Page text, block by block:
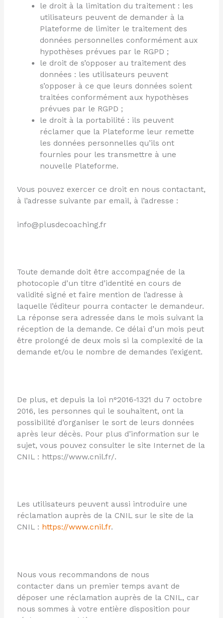
le droit à la limitation du traitement : les
utilisateurs peuvent de demander à la
Plateforme de limiter le traitement des
données personnelles conformément aux
hypothèses prévues par le RGPD ;
le droit de s’opposer au traitement des
données : les utilisateurs peuvent
s’opposer à ce que leurs données soient
traitées conformément aux hypothèses
prévues par le RGPD ;
le droit à la portabilité : ils peuvent
réclamer que la Plateforme leur remette
les données personnelles qu’ils ont
fournies pour les transmettre à une
nouvelle Plateforme.
Vous pouvez exercer ce droit en nous contactant,
à l’adresse suivante par email, à l’adresse :
info@plusdecoaching.fr
Toute demande doit être accompagnée de la
photocopie d’un titre d’identité en cours de
validité signé et faire mention de l’adresse à
laquelle l’éditeur pourra contacter le demandeur.
La réponse sera adressée dans le mois suivant la
réception de la demande. Ce délai d’un mois peut
être prolongé de deux mois si la complexité de la
demande et/ou le nombre de demandes l’exigent.
De plus, et depuis la loi n°2016-1321 du 7 octobre
2016, les personnes qui le souhaitent, ont la
possibilité d’organiser le sort de leurs données
après leur décès. Pour plus d’information sur le
sujet, vous pouvez consulter le site Internet de la
CNIL : https://www.cnil.fr/.
Les utilisateurs peuvent aussi introduire une
réclamation auprès de la CNIL sur le site de la
CNIL : https://www.cnil.fr.
Nous vous recommandons de nous
contacter dans un premier temps avant de
déposer une réclamation auprès de la CNIL, car
nous sommes à votre entière disposition pour